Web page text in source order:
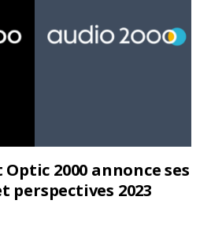
2000 annonce ses
perspectives 2023